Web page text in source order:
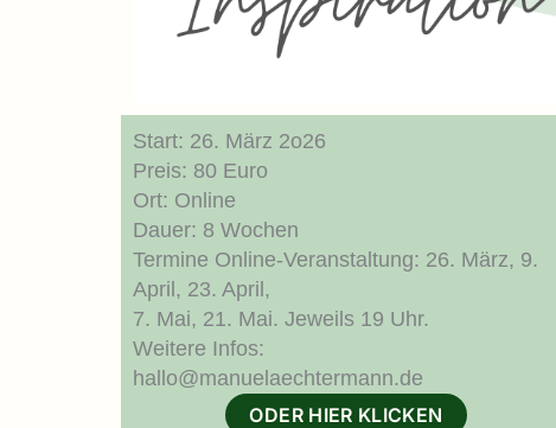
Start: 26. März 2o26
Preis: 80 Euro
Ort: Online
Dauer: 8 Wochen
Termine Online-Veranstaltung: 26. März, 9.
April, 23. April,
7. Mai, 21. Mai. Jeweils 19 Uhr.
Weitere Infos:
hallo@manuelaechtermann.de
ODER HIER KLICKEN